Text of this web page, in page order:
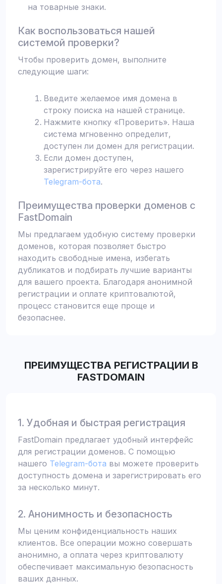
на товарные знаки.
Как воспользоваться нашей
системой проверки?
Чтобы проверить домен, выполните
следующие шаги:
Введите желаемое имя домена в
строку поиска на нашей странице.
Нажмите кнопку «Проверить». Наша
система мгновенно определит,
доступен ли домен для регистрации.
Если домен доступен,
зарегистрируйте его через нашего
Telegram-бота.
Преимущества проверки доменов с
FastDomain
Мы предлагаем удобную систему проверки
доменов, которая позволяет быстро
находить свободные имена, избегать
дубликатов и подбирать лучшие варианты
для вашего проекта. Благодаря анонимной
регистрации и оплате криптовалютой,
процесс становится еще проще и
безопаснее.
ПРЕИМУЩЕСТВА РЕГИСТРАЦИИ В
FASTDOMAIN
1. Удобная и быстрая регистрация
FastDomain предлагает удобный интерфейс
для регистрации доменов. С помощью
нашего Telegram-бота вы можете проверить
доступность домена и зарегистрировать его
за несколько минут.
2. Анонимность и безопасность
Мы ценим конфиденциальность наших
клиентов. Все операции можно совершать
анонимно, а оплата через криптовалюту
обеспечивает максимальную безопасность
ваших данных.